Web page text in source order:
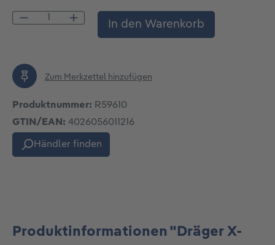
Produkt Anzahl: Gib den gewünschten
In den Warenkorb
Zum Merkzettel hinzufügen
Produktnummer: R59610
GTIN/EAN: 4026056011216
Händler finden
Produktinformationen "Dräger X-